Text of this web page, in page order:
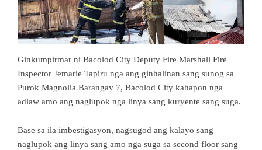
Ginkumpirmar ni Bacolod City Deputy Fire Marshall Fire
Inspector Jemarie Tapiru nga ang ginhalinan sang sunog sa
Purok Magnolia Barangay 7, Bacolod City kahapon nga
adlaw amo ang naglupok nga linya sang kuryente sang suga.
Base sa ila imbestigasyon, nagsugod ang kalayo sang
naglupok ang linya sang amo nga suga sa second floor sang